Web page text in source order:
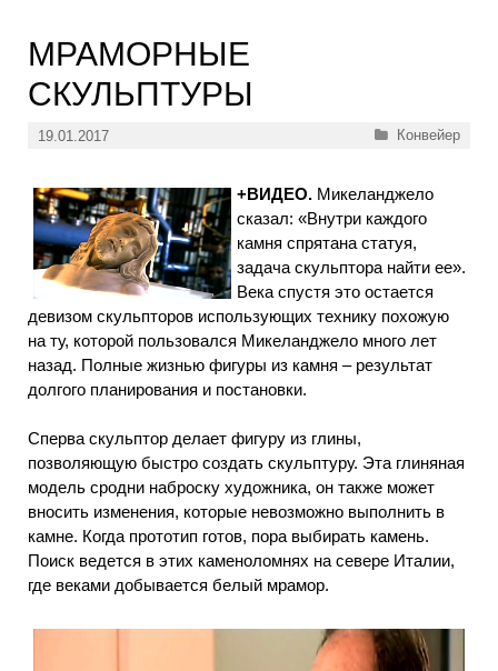
МРАМОРНЫЕ
СКУЛЬПТУРЫ
19.01.2017 Рубрики
Конвейер
+ВИДЕО. Микеланджело
сказал: «Внутри каждого
камня спрятана статуя,
задача скульптора найти ее».
Века спустя это остается
девизом скульпторов использующих технику похожую
на ту, которой пользовался Микеланджело много лет
назад. Полные жизнью фигуры из камня – результат
долгого планирования и постановки.
Сперва скульптор делает фигуру из глины,
позволяющую быстро создать скульптуру. Эта глиняная
модель сродни наброску художника, он также может
вносить изменения, которые невозможно выполнить в
камне. Когда прототип готов, пора выбирать камень.
Поиск ведется в этих каменоломнях на севере Италии,
где веками добывается белый мрамор.